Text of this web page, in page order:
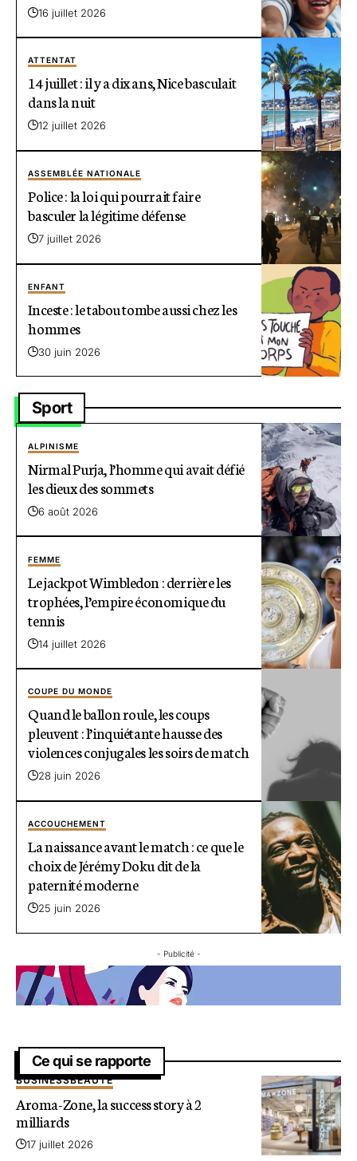
16 juillet 2026
ATTENTAT
14 juillet : il y a dix ans, Nice basculait
dans la nuit
12 juillet 2026
ASSEMBLÉE NATIONALE
Police : la loi qui pourrait faire
basculer la légitime défense
7 juillet 2026
ENFANT
Inceste : le tabou tombe aussi chez les
hommes
30 juin 2026
Sport
ALPINISME
Nirmal Purja, l’homme qui avait défié
les dieux des sommets
6 août 2026
FEMME
Le jackpot Wimbledon : derrière les
trophées, l’empire économique du
tennis
14 juillet 2026
COUPE DU MONDE
Quand le ballon roule, les coups
pleuvent : l’inquiétante hausse des
violences conjugales les soirs de match
28 juin 2026
ACCOUCHEMENT
La naissance avant le match : ce que le
choix de Jérémy Doku dit de la
paternité moderne
25 juin 2026
- Publicité -
Ce qui se rapporte
BUSINESSBEAUTÉ
Aroma-Zone, la success story à 2
milliards
17 juillet 2026